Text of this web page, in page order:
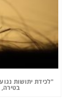
"לכידת יתושות